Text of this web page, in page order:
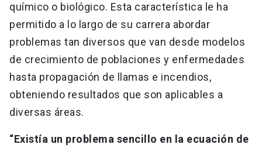
químico o biológico. Esta característica le ha
permitido a lo largo de su carrera abordar
problemas tan diversos que van desde modelos
de crecimiento de poblaciones y enfermedades
hasta propagación de llamas e incendios,
obteniendo resultados que son aplicables a
diversas áreas.
“Existía un problema sencillo en la ecuación de